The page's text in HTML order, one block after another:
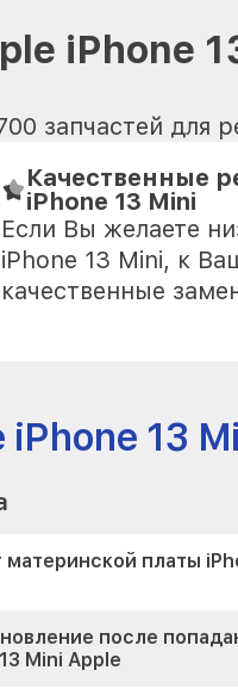
iPhone
запчастей для
Качественные
iPhone 13 Mini
Если Вы желаете
iPhone 13 Mini, к
качественные
iPhone 13
материнской платы
после
Mini Apple